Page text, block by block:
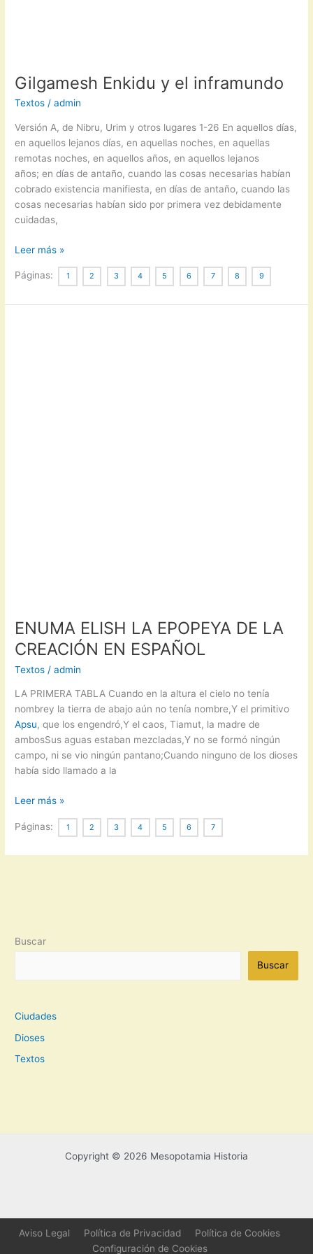
Gilgamesh Enkidu y el inframundo
Textos /admin
Versión A, de Nibru, Urim y otros lugares 1-26 En aquellos días,
en aquellos lejanos días, en aquellas noches, en aquellas
remotas noches, en aquellos años, en aquellos lejanos
años; en días de antaño, cuando las cosas necesarias habían
cobrado existencia manifiesta, en días de antaño, cuando las
cosas necesarias habían sido por primera vez debidamente
cuidadas,
Gilgamesh
y
Leer más »
Páginas: 1 2 3 4 5 6 7 8 9
ENUMA ELISH LA EPOPEYA DE LA
CREACIÓN EN ESPAÑOL
Textos /admin
LA PRIMERA TABLA Cuando en la altura el cielo no tenía
nombrey la tierra de abajo aún no tenía nombre,Y el primitivo
Apsu, que los engendró,Y el caos, Tiamut, la madre de
ambosSus aguas estaban mezcladas,Y no se formó ningún
campo, ni se vio ningún pantano;Cuando ninguno de los dioses
había sido llamado a la
ENUMA
LA
Leer más »
Páginas: 1 2 3 4 5 6 7
Buscar
Buscar
Ciudades
Dioses
Textos
Copyright © 2026 Mesopotamia Historia
Aviso Legal Política de Privacidad
Política de Cookies
Configuración de Cookies